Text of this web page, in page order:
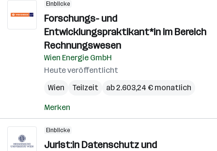
Einblicke
Forschungs- und
Entwicklungspraktikant*in im Bereich
Rechnungswesen
Wien Energie GmbH
Heute veröffentlicht
Wien
Teilzeit ab 2.603,24 € monatlich
Merken
Einblicke
Jurist:in Datenschutz und